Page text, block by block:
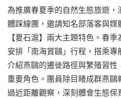
為推廣春夏季的自然生態旅遊
體踩線團，邀請知名部落客與
【夏石滬】兩大主題特色。春
安排「南海賞鷗」行程，搭乘
介紹燕鷗的遷徙路徑與繁殖習
重要角色。團員除目睹成群燕
過近距離觀察，深刻體會生態